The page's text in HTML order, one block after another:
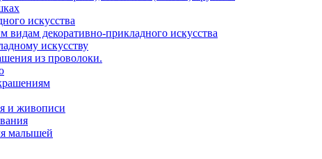
искусства
декоративно-прикладного искусства
искусству
из проволоки.
и живописи
малышей